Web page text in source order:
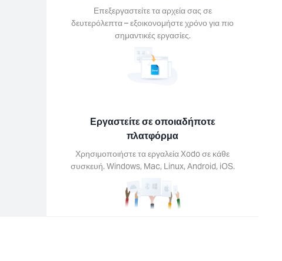
Επεξεργαστείτε τα αρχεία σας σε
δευτερόλεπτα – εξοικονομήστε χρόνο για πιο
σημαντικές εργασίες.
Εργαστείτε σε οποιαδήποτε
πλατφόρμα
Χρησιμοποιήστε τα εργαλεία Xodo σε κάθε
συσκευή. Windows, Mac, Linux, Android, iOS.